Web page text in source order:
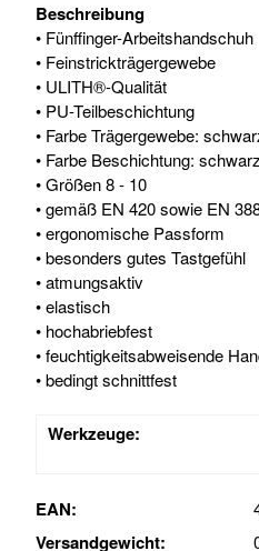
Beschreibung
• Fünffinger-Arbeitshandschuh
• Feinstrickträgergewebe
• ULITH®-Qualität
• PU-Teilbeschichtung
• Farbe Trägergewebe:
• Farbe Beschichtung: schwarz
• Größen 8 - 10
• gemäß EN 420 sowie EN
• ergonomische Passform
• besonders gutes Tastgefühl
• atmungsaktiv
• elastisch
• hochabriebfest
• feuchtigkeitsabweisende
• bedingt schnittfest
Werkzeuge:
EAN:
Versandgewicht: